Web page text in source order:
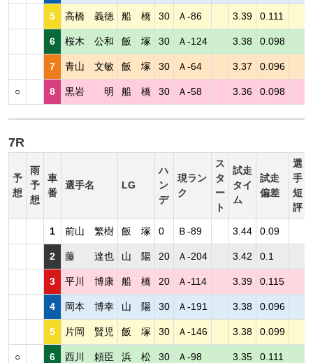
5 高橋 義徳 船 橋 30 Ａ-86 3.39 0.111
6 桜木 公和 飯 塚 30 Ａ-124 3.38 0.098
7 青山 文敏 飯 塚 30 Ａ-64 3.37 0.096
○ 8 黒岩 明 船 橋 30 Ａ-58 3.36 0.098
7R
予
想
雨
予
想
車
番
選手名 LG
ハ
ン
デ
現ラン
ク
ス
タ
ー
ト
試走
タイ
ム
試走
偏差
選
手
短
評
1 前山 繁樹 飯 塚 0 Ｂ-89 3.44 0.09
2 藤 達也 山 陽 20 Ａ-204 3.42 0.1
3 平川 博康 船 橋 20 Ａ-114 3.39 0.115
4 岡本 博幸 山 陽 30 Ａ-191 3.38 0.096
5 片岡 賢児 飯 塚 30 Ａ-146 3.38 0.099
○ 6 西川 頼臣 浜 松 30 Ａ-98 3.35 0.111